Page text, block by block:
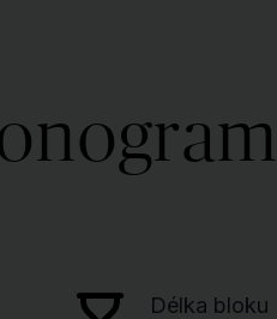
Délka bloku